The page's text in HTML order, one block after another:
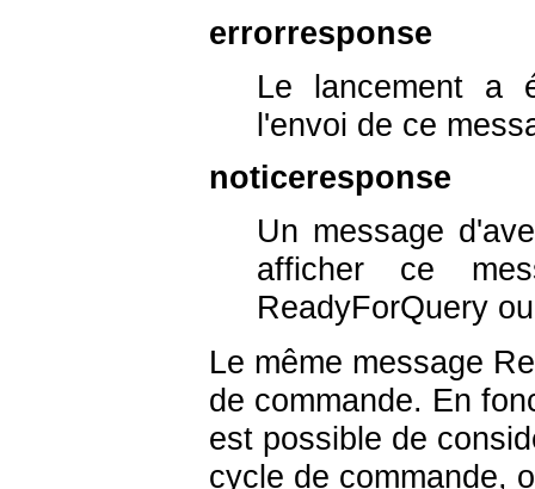
errorresponse
Le lancement a
l'envoi de ce
noticeresponse
Un message
afficher ce
ReadyForQuery
Le même message
de commande. En
est possible de
cycle de commande,